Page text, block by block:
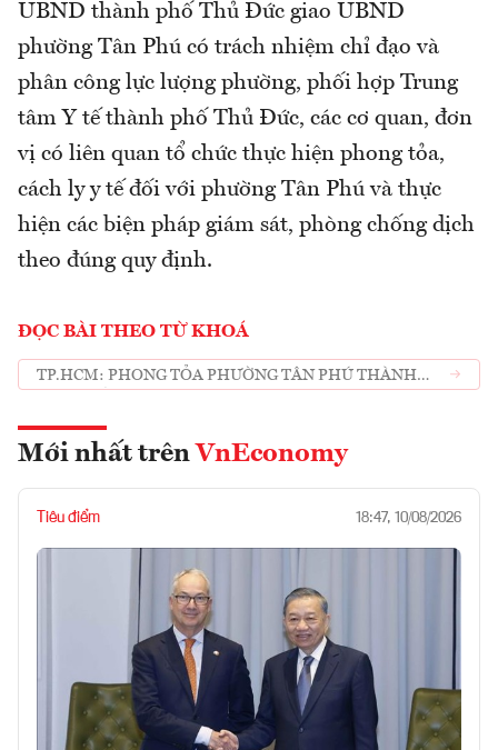
UBND thành phố Thủ Đức giao UBND
phường Tân Phú có trách nhiệm chỉ đạo và
phân công lực lượng phường, phối hợp Trung
tâm Y tế thành phố Thủ Đức, các cơ quan, đơn
vị có liên quan tổ chức thực hiện phong tỏa,
cách ly y tế đối với phường Tân Phú và thực
hiện các biện pháp giám sát, phòng chống dịch
theo đúng quy định.
ĐỌC BÀI THEO TỪ KHOÁ
TP.HCM: PHONG TỎA PHƯỜNG TÂN PHÚ THÀNH
Mới nhất trên VnEconomy
Tiêu điểm 18:47, 10/08/2026